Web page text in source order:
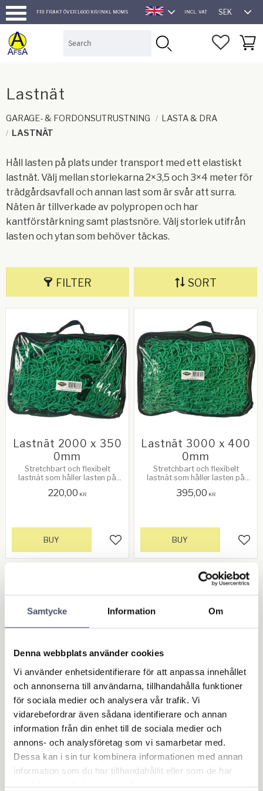
Samtycke Information Om
Denna webbplats använder cookies
Vi använder enhetsidentifierare för att anpassa innehållet
och annonserna till användarna, tillhandahålla funktioner
för sociala medier och analysera vår trafik. Vi
vidarebefordrar även sådana identifierare och annan
information från din enhet till de sociala medier och
annons- och analysföretag som vi samarbetar med.
Dessa kan i sin tur kombinera informationen med annan
information som du har tillhandahållit eller som de har
Menu
FRI FRAKT ÖVER 1.600 KR/INKL MOMS
ENGLISH
INCL. VAT SEK
Lastnät
GARAGE- & FORDONSUTRUSTNING
LASTA & DRA
LASTNÄT
Håll lasten på plats under transport med ett elastiskt
lastnät. Välj mellan storlekarna 2×3,5 och 3×4 meter för
trädgårdsavfall och annan last som är svår att surra.
Näten är tillverkade av polypropen och har
kantförstärkning samt plastsnöre. Välj storlek utifrån
lasten och ytan som behöver täckas.
FILTER SORT
Lastnät 2000 x 350
0mm
Stretchbart och flexibelt
lastnät som håller lasten på
svår att surra som t.ex.
220,00 KR
Add to favorites
BUY
Lastnät 3000 x 400
0mm
Stretchbart och flexibelt
lastnät som håller lasten på
svår att surra som t.ex.
395,00 KR
BUY
Maskin & Fordonstillbehör
Garage- & Fordonsutrustning
Tvätthallsutrustning
Bränsle & AdBlueutrustning
Lasta & Dra
Spännband - Bandspännare
Rundslingor & Bandstroppar
Bogsering
Bagagestroppar
Lastnät
Lyftblock & Lastkedjor